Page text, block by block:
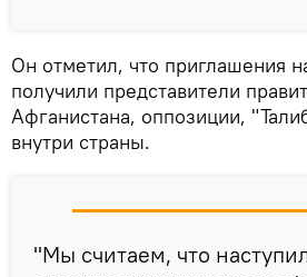
Он отметил, что приглашения
получили представители
Афганистана, оппозиции,
внутри страны.
"Мы считаем, что